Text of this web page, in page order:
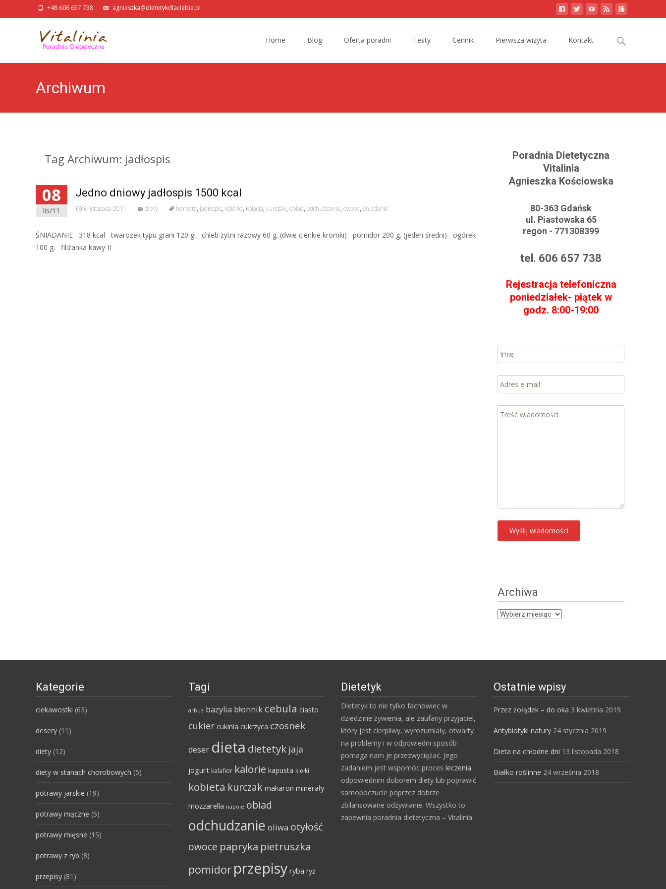
+48 606 657 738 agnieszka@dietetykdlaciebie.pl
Home
Blog Oferta poradni Testy Cennik Pierwsza wizyta Kontakt
Search
Archiwum
Tag Archiwum: jadłospis
08
lis/11
Jedno dniowy jadłospis 1500 kcal
8 listopada 2011 diety herbata, jadłospis, kalorie, kolacja, kurczak, obiad, odchudzanie, owoce, śniadanie
ŚNIADANIE 318 kcal twarożek typu grani 120 g. chleb żytni razowy 60 g. (dwie cienkie kromki) pomidor 200 g. (jeden średni) ogórek
100 g. filiżanka kawy II
Poradnia Dietetyczna
Vitalinia
Agnieszka Kościowska
80-363 Gdańsk
ul. Piastowska 65
regon - 771308399
tel. 606 657 738
Rejestracja telefoniczna
poniedziałek- piątek w
godz. 8:00-19:00
Archiwa
Archiwa
Kategorie
ciekawostki (63)
desery (11)
diety (12)
diety w stanach chorobowych (5)
potrawy jarskie (19)
potrawy mączne (5)
potrawy mięsne (15)
potrawy z ryb (8)
przepisy (81)
Tagi
arbuz bazylia błonnik cebula ciasto
cukier cukinia cukrzyca czosnek
deser dieta dietetyk jaja
jogurt kalafior kalorie kapusta kiełki
kobieta kurczak makaron minerały
mozzarella napoje obiad
odchudzanie oliwa otyłość
owoce papryka pietruszka
pomidor przepisy ryba ryż
Dietetyk
Dietetyk to nie tylko fachowiec w
dziedzinie żywienia, ale zaufany przyjaciel,
który jest cierpliwy, wyrozumiały, otwarty
na problemy i w odpowiedni sposób
pomaga nam je przezwyciężać. Jego
zadaniem jest wspomóc proces leczenia
odpowiednim doborem diety lub poprawić
samopoczucie poprzez dobrze
zbilansowane odżywianie. Wszystko to
zapewnia poradnia dietetyczna – Vitalinia
Ostatnie wpisy
Przez żołądek – do oka 3 kwietnia 2019
Antybiotyki natury 24 stycznia 2019
Dieta na chłodne dni 13 listopada 2018
Białko roślinne 24 września 2018